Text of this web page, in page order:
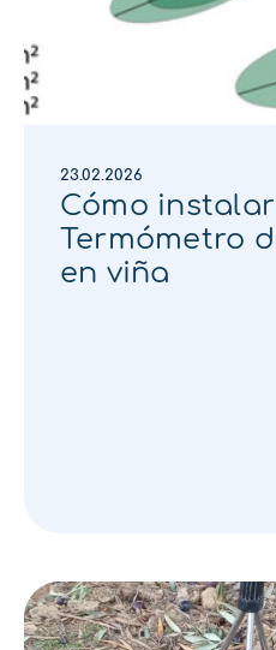
23.02.2026
Cómo
Termómetro
en viña